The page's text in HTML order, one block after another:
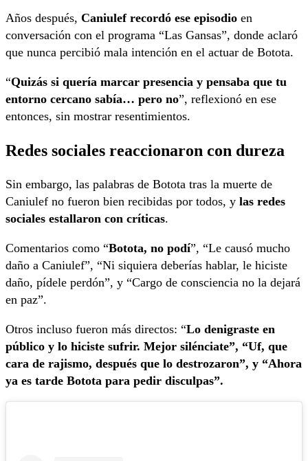
Años después, Caniulef recordó ese episodio en
conversación con el programa “Las Gansas”, donde aclaró
que nunca percibió mala intención en el actuar de Botota.
“Quizás si quería marcar presencia y pensaba que tu
entorno cercano sabía… pero no”, reflexionó en ese
entonces, sin mostrar resentimientos.
Redes sociales reaccionaron con dureza
Sin embargo, las palabras de Botota tras la muerte de
Caniulef no fueron bien recibidas por todos, y las redes
sociales estallaron con críticas.
Comentarios como “Botota, no podí”, “Le causó mucho
daño a Caniulef”, “Ni siquiera deberías hablar, le hiciste
daño, pídele perdón”, y “Cargo de consciencia no la dejará
en paz”.
Otros incluso fueron más directos: “Lo denigraste en
público y lo hiciste sufrir. Mejor silénciate”, “Uf, que
cara de rajismo, después que lo destrozaron”, y “Ahora
ya es tarde Botota para pedir disculpas”.